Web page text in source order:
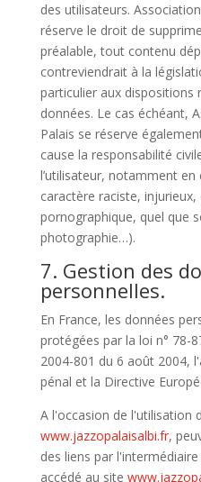
des utilisateurs.
réserve le droit de
préalable, tout contenu
contreviendrait à la
particulier aux dispositions
données. Le cas échéant,
Palais se réserve
cause la responsabilité
l’utilisateur, notamment en
caractère raciste,
pornographique, quel que
photographie…).
7. Gestion des
personnelles.
En France, les données
protégées par la loi n° 78-
2004-801 du 6 août 2004,
pénal et la Directive
A l'occasion de l'utilisation
www.jazzopalaisalbi.fr,
des liens par
accédé au site